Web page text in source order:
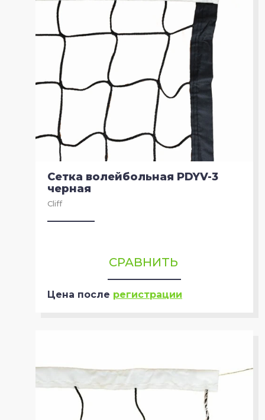
Сетка волейбольная PDYV-3
черная
Cliff
СРАВНИТЬ
Цена после регистрации